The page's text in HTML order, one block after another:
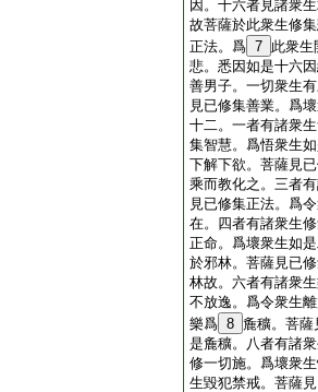
因。十六者見諸衆
故菩薩於此衆生修
正法。爲 7 此衆生
悲。悉因如是十六
善男子。一切衆生
見已修集善業。爲
十二。一者有諸衆
集智慧。爲悟衆生
下解下欲。菩薩見
乘而教化之。三者
見已修集正法。爲
在。四者有諸衆生
正命。爲壞衆生如
於邪林。菩薩見已
林故。六者有諸衆
不放逸。爲令衆生
樂爲 8 麁穬。菩薩
是麁穬。八者有諸
修一切施。爲壞衆
生毀犯禁戒。菩薩